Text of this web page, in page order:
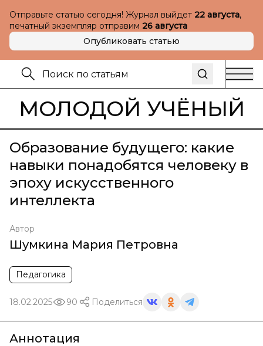
Отправьте статью сегодня! Журнал выйдет 22 августа,
печатный экземпляр отправим 26 августа
Опубликовать статью
МОЛОДОЙ УЧЁНЫЙ
Образование будущего: какие
навыки понадобятся человеку в
эпоху искусственного
интеллекта
Автор
Шумкина Мария Петровна
Педагогика
18.02.2025 90 Поделиться
Аннотация